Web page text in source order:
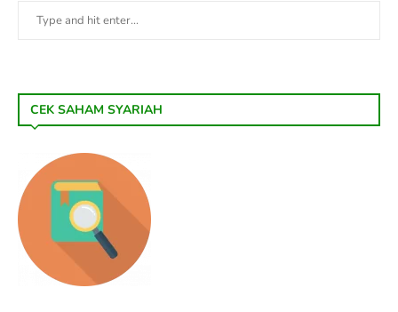
CEK SAHAM SYARIAH